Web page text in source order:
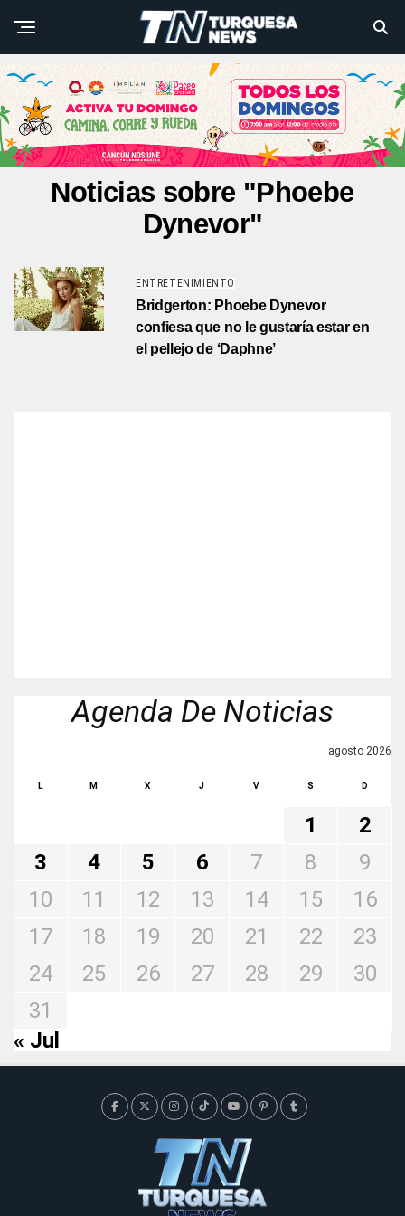
Noticias sobre "Phoebe
Dynevor"
ENTRETENIMIENTO
Bridgerton: Phoebe Dynevor
confiesa que no le gustaría estar en
el pellejo de ‘Daphne’
Agenda De Noticias
agosto 2026
L M X J V S D
1
2
3
4 5 6 7 8
9
10
11 12 13 14 15
16
17
18 19 20 21 22
23
24
25 26 27 28 29
30
31
« Jul